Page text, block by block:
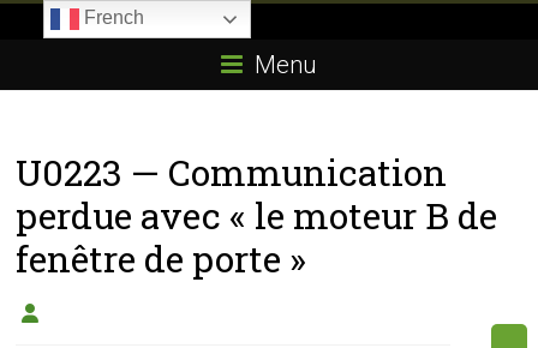
E85.com
passion
boîtier
éthanol
Menu
U0223 — Communication
perdue avec « le moteur B de
fenêtre de porte »
French